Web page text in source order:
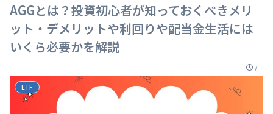
AGGとは？投資初心者が知っておくべきメリ
ット・デメリットや利回りや配当金生活には
いくら必要かを解説
/
ETF